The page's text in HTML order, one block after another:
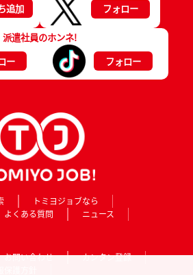
追加
フォロー
派遣社員のホンネ!
ー
フォロー
トミヨジョブなら
よくある質問
ニュース
お問い合わせ
カンタン登録